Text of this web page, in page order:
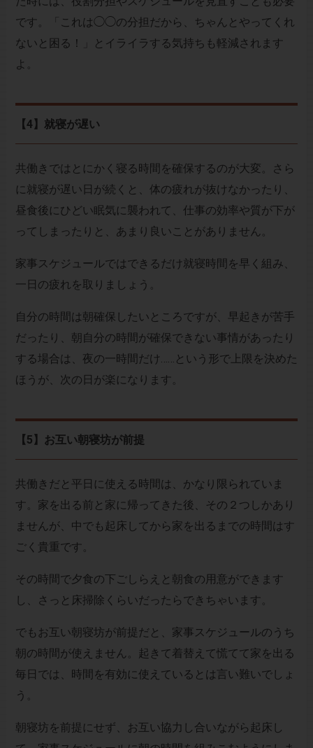
です。「これは◯◯の分担だから、ちゃんとやってくれ
ないと困る！」とイライラする気持ちも軽減されます
よ。
【4】就寝が遅い
共働きではとにかく寝る時間を確保するのが大変。さら
に就寝が遅い日が続くと、体の疲れが抜けなかったり、
昼食後にひどい眠気に襲われて、仕事の効率や質が下が
ってしまったりと、あまり良いことがありません。
家事スケジュールではできるだけ就寝時間を早く組み、
一日の疲れを取りましょう。
自分の時間は朝確保したいところですが、早起きが苦手
だったり、朝自分の時間が確保できない事情があったり
する場合は、夜の一時間だけ……という形で上限を決めた
ほうが、次の日が楽になります。
【5】お互い朝寝坊が前提
共働きだと平日に使える時間は、かなり限られていま
す。家を出る前と家に帰ってきた後、その２つしかあり
ませんが、中でも起床してから家を出るまでの時間はす
ごく貴重です。
その時間で夕食の下ごしらえと朝食の用意ができます
し、さっと床掃除くらいだったらできちゃいます。
でもお互い朝寝坊が前提だと、家事スケジュールのうち
朝の時間が使えません。起きて着替えて慌てて家を出る
毎日では、時間を有効に使えているとは言い難いでしょ
う。
朝寝坊を前提にせず、お互い協力し合いながら起床し